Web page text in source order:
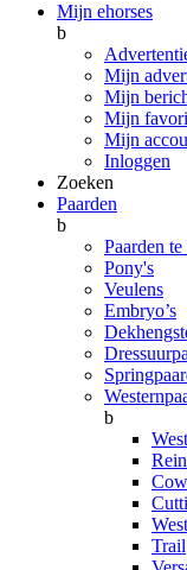
Mijn ehorses
b
Mijn
Mijn
Mijn
Mijn
Inloggen
Zoeken
Paarden
b
Paarden
Pony's
Veulens
Embryo’s
b
Trail